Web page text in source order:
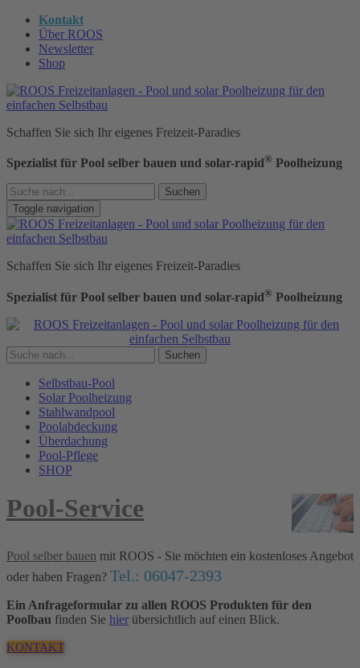
Kontakt
Über ROOS
Newsletter
Shop
Schaffen Sie sich Ihr eigenes Freizeit-Paradies
Spezialist für Pool selber bauen und solar-rapid® Poolheizung
Suchen
Toggle navigation
Schaffen Sie sich Ihr eigenes Freizeit-Paradies
Spezialist für Pool selber bauen und solar-rapid® Poolheizung
Suchen
Selbstbau-Pool
Solar Poolheizung
Stahlwandpool
Poolabdeckung
Überdachung
Pool-Pflege
SHOP
Pool-Service
Pool selber bauen mit ROOS - Sie möchten ein kostenloses Angebot
oder haben Fragen? Tel.: 06047-2393
Ein Anfrageformular zu allen ROOS Produkten für den
Poolbau finden Sie hier übersichtlich auf einen Blick.
KONTAKT